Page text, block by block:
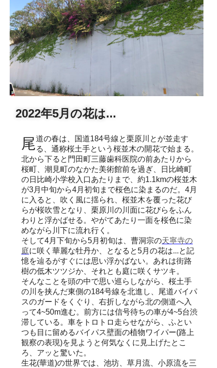
2022年5月の花は...
尾道の春は、国道184号線と栗原川とが並走す る、通称桜土手という桜並木の開花で始まる。
北から下ると門田町三藤歯科医院の前あたりから
桜町、潮見町のなかた美術館前を過ぎ、日比崎町
の日比崎小学校入口あたりまで、約1.1kmの桜並木
が3月中旬から4月初旬まで桜色に染まるのだ。4月
に入ると、吹く風に揺られ、桜並木を覆った花び
らが桜吹雪となり、栗原川の川面に花びらをふん
わりと浮かばせる。やがてあたり一面を桜色に染
めながら川下に流れ行く。
そして4月下旬から5月初旬は、曹洞宗の天寧寺の
庭に咲く華麗な牡丹か、となると5月の花は...と記
憶を辿るがすぐには思い浮かばない。あれは街路
樹の低木ツツジか、それとも庭に咲くサツキ。
そんなことを頭の中で思い巡らしながら、桜土手
の川を挟んだ東側の184号線を北進し、尾道バイパ
スのガードをくぐり、右折しながら北の側道へ入
って4~50m進む。前方には信号待ちの車が4~5台渋
滞している。車をトロトロ走らせながら、ふとい
つも目に留めるバイパス壁面の植物ワイパー(路上
観察の表現)を見ようと何気なくに見上げたとこ
ろ、アッと驚いた。
生花(華道)の世界では、池坊、草月流、小原流を三